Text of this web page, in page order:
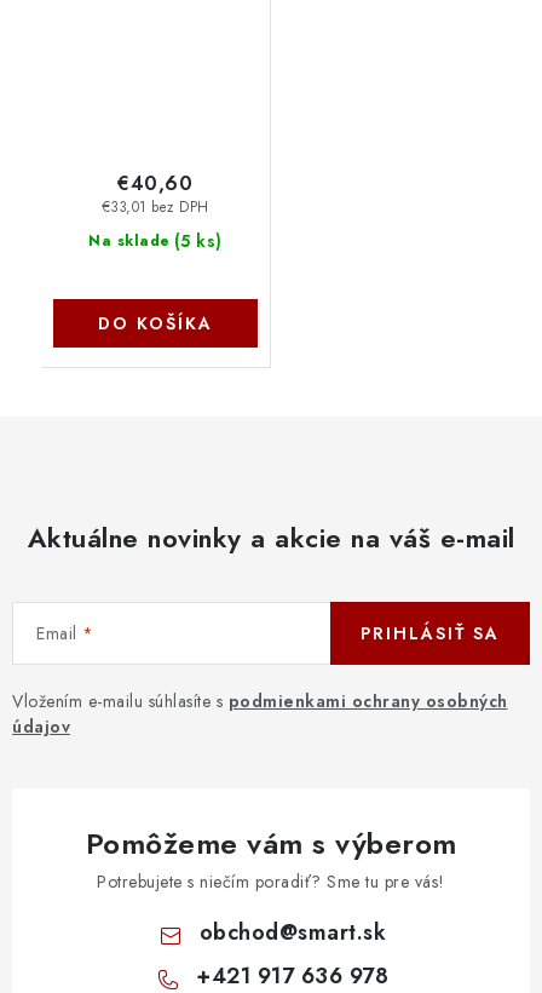
Na sklade (5 ks)
€33,01 bez DPH
€40,60
DO KOŠÍKA
Aktuálne novinky a akcie na váš e-mail
Email
Vložením e-mailu súhlasíte s podmienkami ochrany osobných
údajov
PRIHLÁSIŤ SA
Pomôžeme vám s výberom
Potrebujete s niečím poradiť? Sme tu pre vás!
obchod@smart.sk
+421 917 636 978